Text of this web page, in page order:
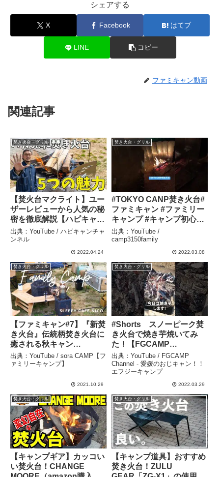
シェアする
X Facebook はてブ
LINE コピー
ファミキャン動画
関連記事
焚き火台・グリル
【焚火台マクライト】ユー
ザーレビューから人気の秘
密を徹底解説【ハピキャ
ン】 – ハピキャンチャンネ
ル
出典：YouTube / ハピキャンチャ
ンネル
2022.04.24
焚き火台・グリル
#TOKYO CANP焚き火台#
ファミキャン #ファミリー
キャンプ #キャンプ初心者
#dod #ワンポールテント
#RE CANPしょうなん –
出典：YouTube /
camp3150family
2022.03.08
焚き火台・グリル
【ファミキャン#7】『新焚
き火台』伝統柄焚き火台に
癒される秋キャン
プ/sleepy cafe nico/カマボ
コテント – sora
出典：YouTube / sora CAMP【フ
ァミリーキャンプ】
2021.10.29
焚き火台・グリル
#Shorts スノーピーク焚
き火台で焼き芋焼いてみ
た！【FGCAMP
Channel】 – FGCAMP
Channel – 愛媛のおじキャ
ン！！ エフジーキャンプ
出典：YouTube / FGCAMP
Channel - 愛媛のおじキャン！！
エフジーキャンプ
2022.03.29
焚き火台・グリル
【キャンプギア】カッコい
い焚火台！CHANGE
焚き火台・グリル
【キャンプ道具】おすすめ
焚き火台！ZULU